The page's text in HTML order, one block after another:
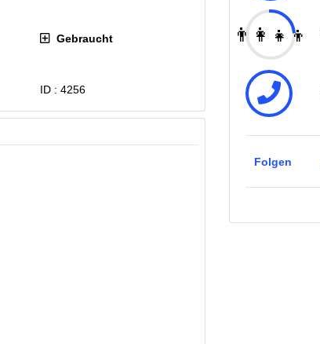
Gebraucht
ID : 4256
👨‍👩‍👧‍👦
Folgen